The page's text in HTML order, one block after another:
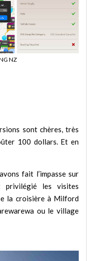
NZ
sont chères, très
100 dollars. Et en
fait l’impasse sur
privilégié les visites
la croisière à Milford
ou le village